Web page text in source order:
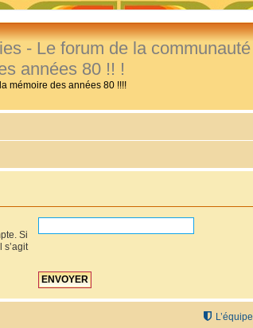
- Le forum de la communauté
années 80 !! !
mémoire des années 80 !!!!
Si
s’agit
L’équipe